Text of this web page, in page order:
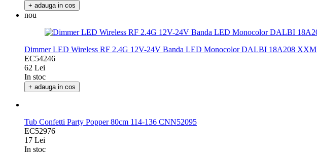
+ adauga in cos
nou
Dimmer LED Wireless RF 2.4G 12V-24V Banda LED Monocolor DALBI 18A208 XXM
EC54246
62 Lei
In stoc
+ adauga in cos
Tub Confetti Party Popper 80cm 114-136 CNN52095
EC52976
17 Lei
In stoc